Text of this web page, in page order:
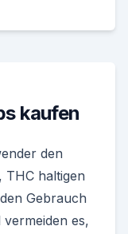
kaufen
den
THC haltigen
Gebrauch
es,